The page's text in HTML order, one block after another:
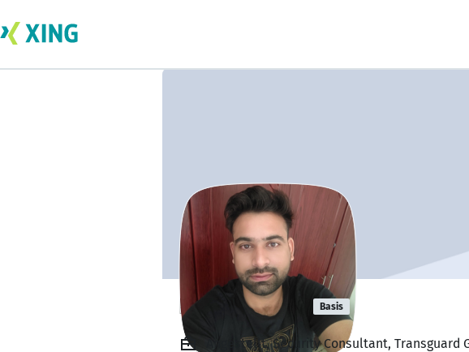
Ravi Sharma Basis
Angestellt, Security Consultant, Transguard